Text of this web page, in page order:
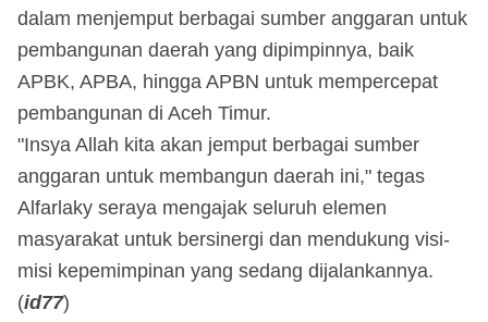
dalam menjemput berbagai sumber anggaran untuk
pembangunan daerah yang dipimpinnya, baik
APBK, APBA, hingga APBN untuk mempercepat
pembangunan di Aceh Timur.
"Insya Allah kita akan jemput berbagai sumber
anggaran untuk membangun daerah ini," tegas
Alfarlaky seraya mengajak seluruh elemen
masyarakat untuk bersinergi dan mendukung visi-
misi kepemimpinan yang sedang dijalankannya.
(id77)